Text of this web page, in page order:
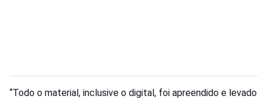
“Todo o material, inclusive o digital, foi apreendido e levado